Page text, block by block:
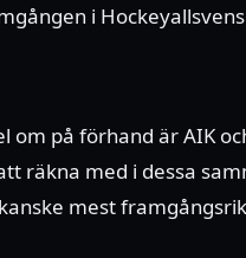
i
om på förhand är AIK
räkna med i dessa
mest